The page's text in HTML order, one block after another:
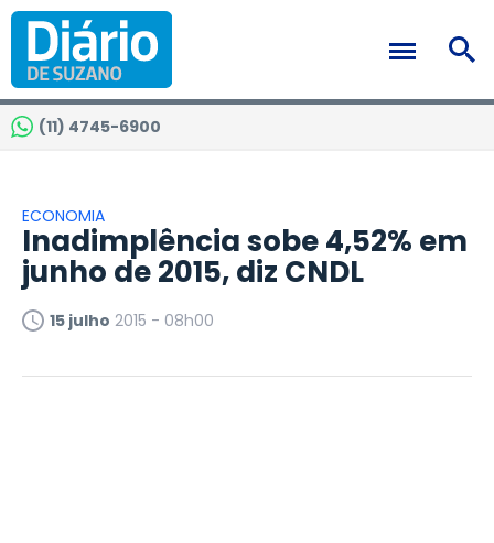
(11) 4745-6900
ECONOMIA
Inadimplência sobe 4,52% em
junho de 2015, diz CNDL
15 julho 2015 - 08h00